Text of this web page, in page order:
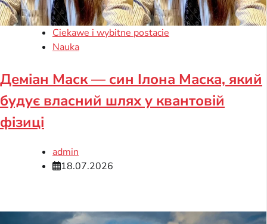
Ciekawe i wybitne postacie
Nauka
Деміан Маск — син Ілона Маска, який
будує власний шлях у квантовій
фізиці
admin
18.07.2026